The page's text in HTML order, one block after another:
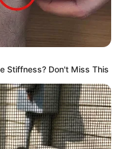
You Do This Once A
Stiffness? Don't Miss This